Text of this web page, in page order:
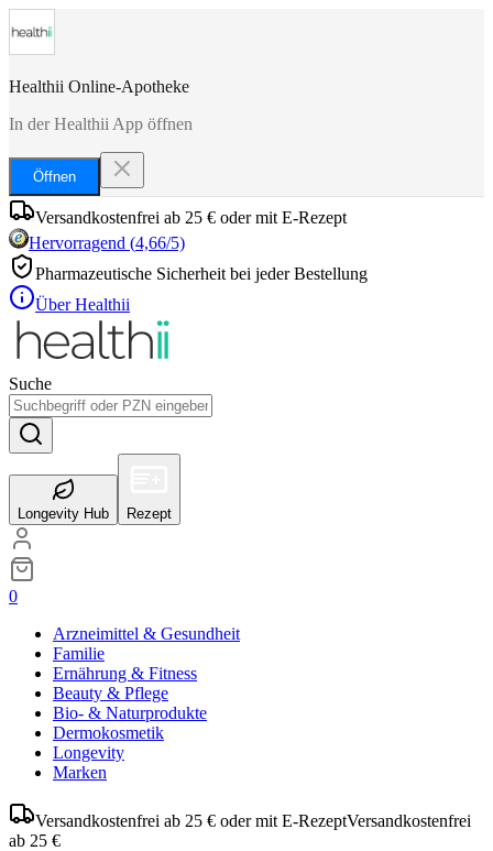
Healthii Online-Apotheke
In der Healthii App öffnen
Öffnen
Versandkostenfrei ab 25 € oder mit E-Rezept
Hervorragend (4,66/5)
Pharmazeutische Sicherheit bei jeder Bestellung
Über Healthii
Suche
Longevity Hub Rezept
0
Arzneimittel & Gesundheit
Familie
Ernährung & Fitness
Beauty & Pflege
Bio- & Naturprodukte
Dermokosmetik
Longevity
Marken
Versandkostenfrei ab 25 € oder mit E-RezeptVersandkostenfrei
ab 25 €